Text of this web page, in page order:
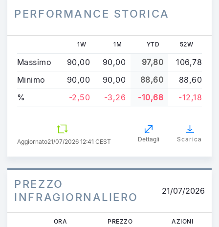
PERFORMANCE STORICA
1W 1M YTD 52W
Massimo 90,00 90,00 97,80
106,78
Minimo
90,00 90,00 88,60
88,60
%
-2,50 -3,26 -10,68 -12,18
Aggiornato21/07/2026 12:41 CEST Dettagli Scarica
PREZZO
INFRAGIORNALIERO
21/07/2026
ORA PREZZO AZIONI